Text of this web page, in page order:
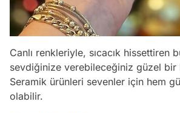
Canlı renkleriyle, sıcacık hissettiren
sevdiğinize verebileceğiniz güzel bir
Seramik ürünleri sevenler için hem
olabilir.